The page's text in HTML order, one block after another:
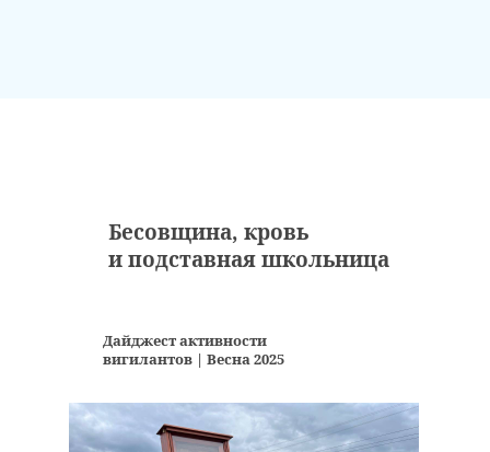
Дайджест активности
вигилантов | Весна 2025
Бесовщина, кровь
и подставная школьница